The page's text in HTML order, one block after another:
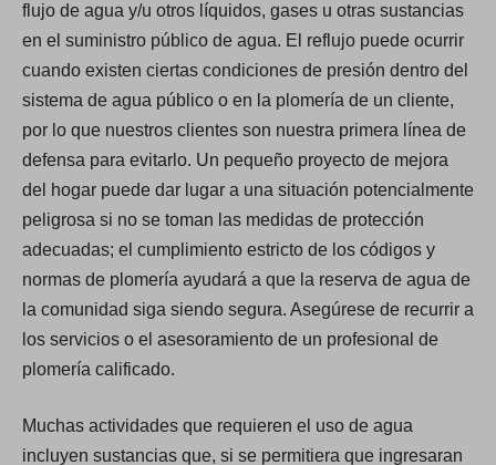
flujo de agua y/u otros líquidos, gases u otras sustancias
en el suministro público de agua. El reflujo puede ocurrir
cuando existen ciertas condiciones de presión dentro del
sistema de agua público o en la plomería de un cliente,
por lo que nuestros clientes son nuestra primera línea de
defensa para evitarlo. Un pequeño proyecto de mejora
del hogar puede dar lugar a una situación potencialmente
peligrosa si no se toman las medidas de protección
adecuadas; el cumplimiento estricto de los códigos y
normas de plomería ayudará a que la reserva de agua de
la comunidad siga siendo segura. Asegúrese de recurrir a
los servicios o el asesoramiento de un profesional de
plomería calificado.
Muchas actividades que requieren el uso de agua
incluyen sustancias que, si se permitiera que ingresaran